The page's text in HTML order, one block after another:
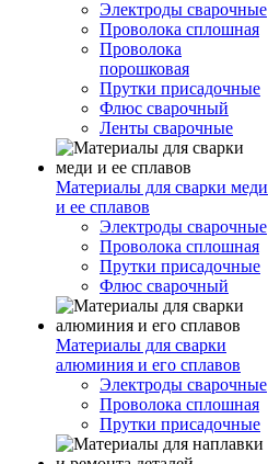
Электроды сварочные
Проволока сплошная
Проволока
порошковая
Прутки присадочные
Флюс сварочный
Ленты сварочные
Материалы для сварки меди
и ее сплавов
Электроды сварочные
Проволока сплошная
Прутки присадочные
Флюс сварочный
Материалы для сварки
алюминия и его сплавов
Электроды сварочные
Проволока сплошная
Прутки присадочные